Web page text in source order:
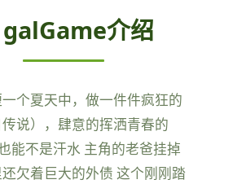
介绍
个夏天中，做一件件疯狂的
说），肆意的挥洒青春的
能不是汗水 主角的老爸挂掉
欠着巨大的外债 这个刚刚踏